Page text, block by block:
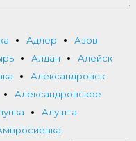
Адлер
Азов
Алдан
Алейск
Александровск
Александровское
Алушта